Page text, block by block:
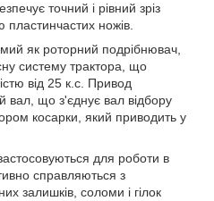
точний і рівний зріз
ножів.
як роторний подрібнювач,
систему трактора, що
від 25 к.с. Привод
вал, що з'єднує вал відбору
косарки, який приводить у
для роботи в
справляються з
залишків, соломи і гілок